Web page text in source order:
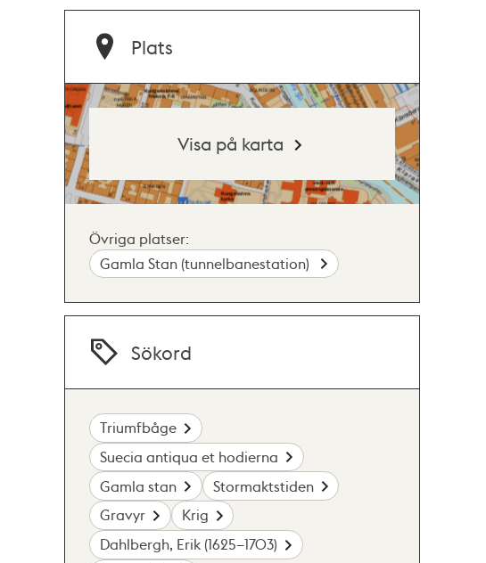
Plats
Visa på karta
Övriga platser:
Gamla Stan (tunnelbanestation)
Sökord
Triumfbåge
Suecia antiqua et hodierna
Gamla stan
Stormaktstiden
Gravyr
Krig
Dahlbergh, Erik (1625–1703)